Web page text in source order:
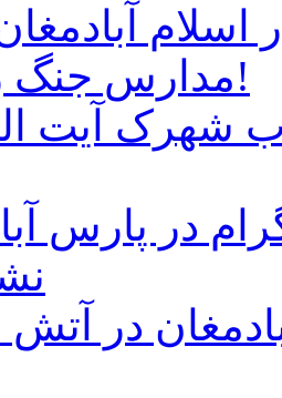
مدارس جنگ زده است!
شهرک آیت
در پارس
در